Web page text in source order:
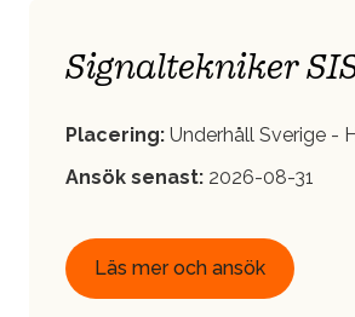
Signaltekniker
Placering: Underhåll Sverige -
Ansök senast: 2026-08-31
Läs mer och ansök